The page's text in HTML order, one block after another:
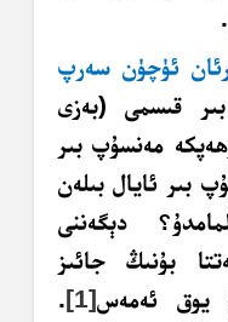
ئۈچۈن سەرپ
قىسمى (بەزى
مەنسۇپ بىر
بىر ئايال بىلەن
دېگەننى
بۇنىڭ جائىز
يوق ئەمەس[1]
.